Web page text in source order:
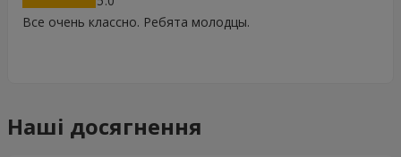
Все очень классно. Ребята молодцы.
Наші досягнення